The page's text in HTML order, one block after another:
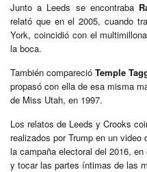
Junto a Leeds se encontraba
relató que en el 2005, cuando
York, coincidió con el
la boca.
También compareció Temple
propasó con ella de esa misma
de Miss Utah, en 1997.
Los relatos de Leeds y Crooks
realizados por Trump en un
la campaña electoral del 2016,
y tocar las partes íntimas de las